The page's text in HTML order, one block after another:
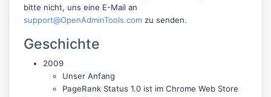
bitte nicht, uns eine E-Mail an
support@OpenAdminTools.com zu senden.
Geschichte
2009
Unser Anfang
PageRank Status 1.0 ist im Chrome Web Store